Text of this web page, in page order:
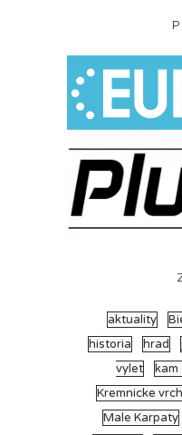
aktuality
historia
hrad
vylet
kam
Kremnicke
Male Karpaty